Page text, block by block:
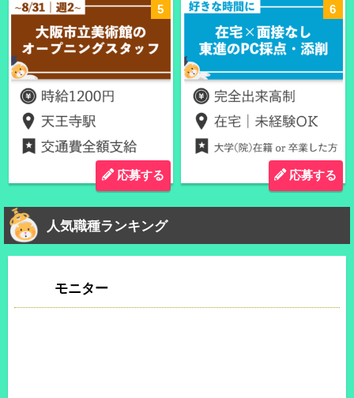
応募する 応募する
人気職種ランキング
モニター